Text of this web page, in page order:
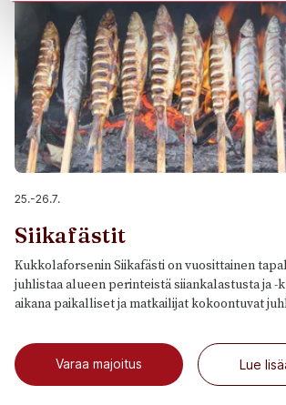
25.-26.7.
Siikafästit
Kukkolaforsenin Siikafästi on vuosittainen
juhlistaa alueen perinteistä siiankalastusta ja -
aikana paikalliset ja matkailijat kokoontuvat
Varaa majoitus Lue